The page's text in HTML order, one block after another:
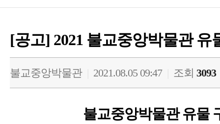
[공고] 2021 불교중앙박물관 유
불교중앙박물관 2021.08.05 09:47 조회 3093
불교중앙박물관 유물